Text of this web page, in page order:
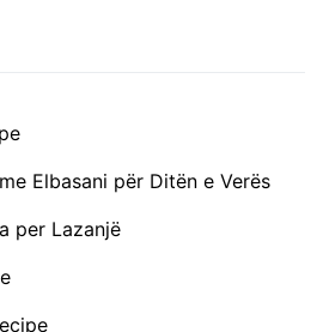
Elbasani për Ditën e Verës
per Lazanjë